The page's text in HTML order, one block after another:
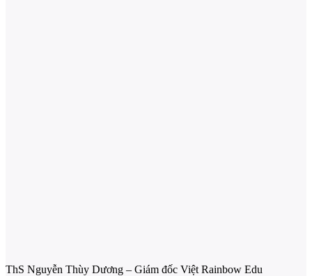
ThS Nguyễn Thùy Dương – Giám đốc Việt Rainbow Edu